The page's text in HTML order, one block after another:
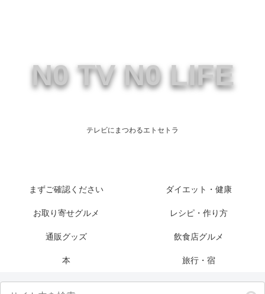
N0 TV N0 LIFE
テレビにまつわるエトセトラ
まずご確認ください ダイエット・健康
お取り寄せグルメ レシピ・作り方
通販グッズ 飲食店グルメ
本 旅行・宿